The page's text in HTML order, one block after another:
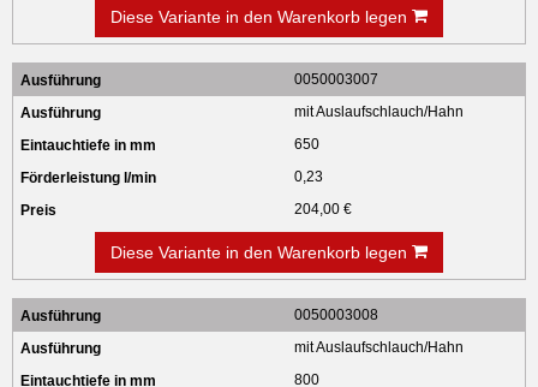
Diese Variante in den Warenkorb legen
0050003007
mit Auslaufschlauch/Hahn
650
0,23
204,00 €
Diese Variante in den Warenkorb legen
0050003008
mit Auslaufschlauch/Hahn
800